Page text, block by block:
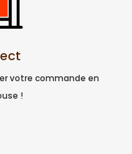
votre commande en
!